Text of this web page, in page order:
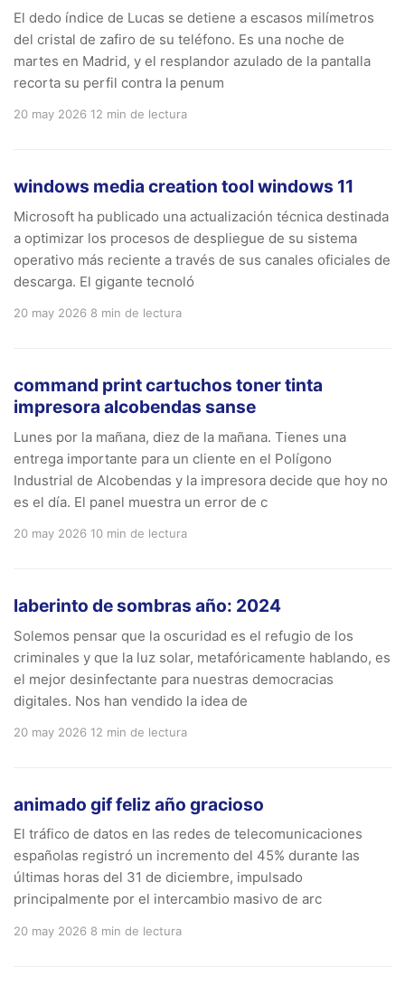
El dedo índice de Lucas se detiene a escasos milímetros
del cristal de zafiro de su teléfono. Es una noche de
martes en Madrid, y el resplandor azulado de la pantalla
recorta su perfil contra la penum
20 may 2026 12 min de lectura
windows media creation tool windows 11
Microsoft ha publicado una actualización técnica destinada
a optimizar los procesos de despliegue de su sistema
operativo más reciente a través de sus canales oficiales de
descarga. El gigante tecnoló
20 may 2026 8 min de lectura
command print cartuchos toner tinta
impresora alcobendas sanse
Lunes por la mañana, diez de la mañana. Tienes una
entrega importante para un cliente en el Polígono
Industrial de Alcobendas y la impresora decide que hoy no
es el día. El panel muestra un error de c
20 may 2026 10 min de lectura
laberinto de sombras año: 2024
Solemos pensar que la oscuridad es el refugio de los
criminales y que la luz solar, metafóricamente hablando, es
el mejor desinfectante para nuestras democracias
digitales. Nos han vendido la idea de
20 may 2026 12 min de lectura
animado gif feliz año gracioso
El tráfico de datos en las redes de telecomunicaciones
españolas registró un incremento del 45% durante las
últimas horas del 31 de diciembre, impulsado
principalmente por el intercambio masivo de arc
20 may 2026 8 min de lectura